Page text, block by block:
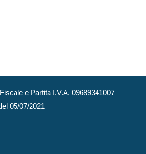
e Partita I.V.A. 09689341007
05/07/2021